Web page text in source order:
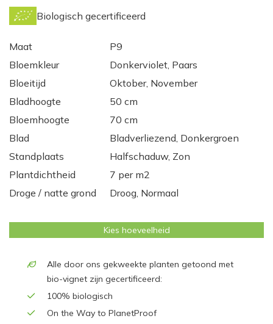
Biologisch gecertificeerd
Maat
P9
Bloemkleur
Donkerviolet, Paars
Bloeitijd
Oktober, November
Bladhoogte
50 cm
Bloemhoogte
70 cm
Blad
Bladverliezend, Donkergroen
Standplaats
Halfschaduw, Zon
Plantdichtheid
7 per m2
Droge / natte grond
Droog, Normaal
Kies hoeveelheid
Alle door ons gekweekte planten getoond met
bio-vignet zijn gecertificeerd:
100% biologisch
On the Way to PlanetProof